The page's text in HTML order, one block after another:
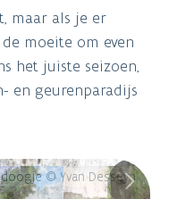
maar als je er
moeite om even
het juiste seizoen,
en geurenparadijs
© Yvan Desseyn